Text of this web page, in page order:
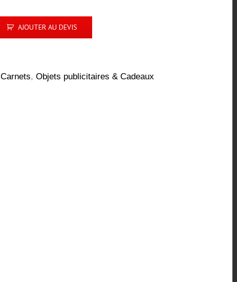
AJOUTER AU DEVIS
Carnets, Objets publicitaires & Cadeaux